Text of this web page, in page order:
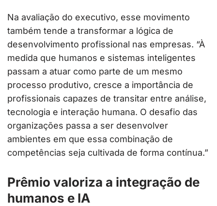
Na avaliação do executivo, esse movimento
também tende a transformar a lógica de
desenvolvimento profissional nas empresas. “À
medida que humanos e sistemas inteligentes
passam a atuar como parte de um mesmo
processo produtivo, cresce a importância de
profissionais capazes de transitar entre análise,
tecnologia e interação humana. O desafio das
organizações passa a ser desenvolver
ambientes em que essa combinação de
competências seja cultivada de forma contínua.”
Prêmio valoriza a integração de
humanos e IA